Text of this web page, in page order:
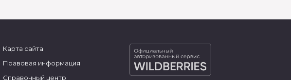
Карта сайта
Правовая информация
Справочный центр